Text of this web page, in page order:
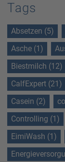
Tags
Absetzen (5)
Asche (1)
Biestmilch (12)
CalfExpert (21)
Casein (2)
Controlling (1)
EimiWash (1)